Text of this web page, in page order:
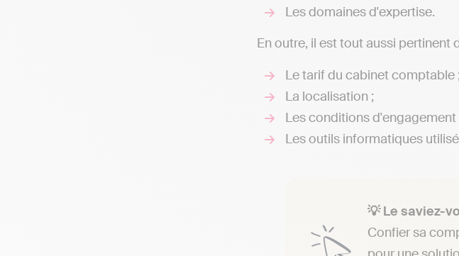
Les domaines d'expertise.
En outre, il est tout aussi
Le tarif du cabinet comptable ;
La localisation ;
Les conditions d'engagement
Les outils informatiques
💡 Le saviez-
Confier sa